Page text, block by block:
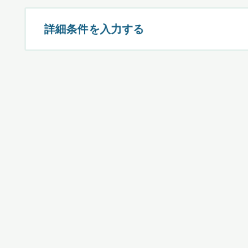
詳細条件を入力する